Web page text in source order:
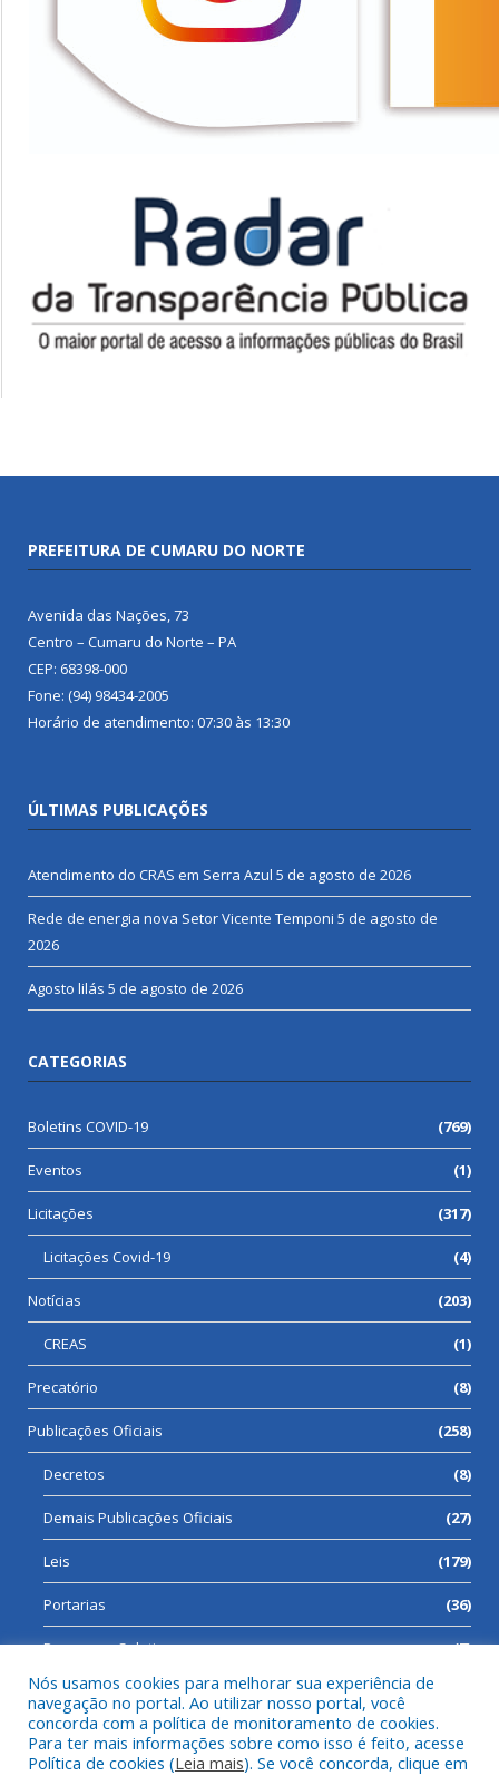
PREFEITURA DE CUMARU DO NORTE
Avenida das Nações, 73
Centro – Cumaru do Norte – PA
CEP: 68398-000
Fone: (94) 98434-2005
Horário de atendimento: 07:30 às 13:30
ÚLTIMAS PUBLICAÇÕES
Atendimento do CRAS em Serra Azul 5 de agosto de 2026
Rede de energia nova Setor Vicente Temponi 5 de agosto de
2026
Agosto lilás 5 de agosto de 2026
CATEGORIAS
Boletins COVID-19 (769)
Eventos (1)
Licitações (317)
Licitações Covid-19 (4)
Notícias (203)
CREAS (1)
Precatório (8)
Publicações Oficiais (258)
Decretos (8)
Demais Publicações Oficiais (27)
Leis (179)
Portarias (36)
Processos Seletivos (7)
Todos os direitos reservados a Prefeitura Municipal de Cumaru
do Norte.
Nós usamos cookies para melhorar sua experiência de
navegação no portal. Ao utilizar nosso portal, você
concorda com a política de monitoramento de cookies.
Para ter mais informações sobre como isso é feito, acesse
Política de cookies (Leia mais). Se você concorda, clique em